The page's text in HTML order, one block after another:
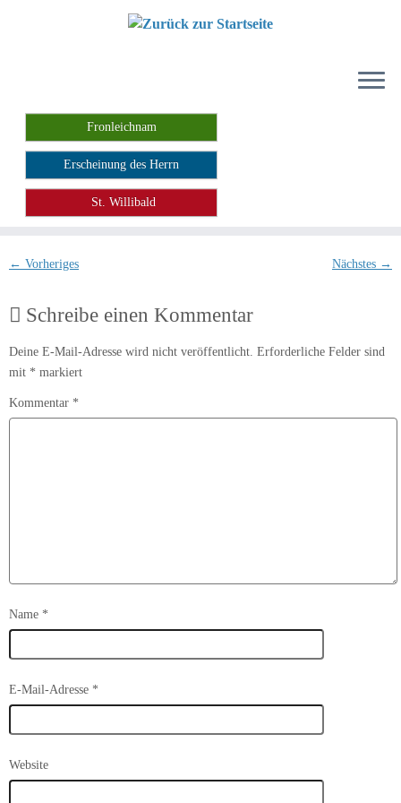
Fronleichnam
Erscheinung des Herrn
St. Willibald
← Vorheriges Nächstes →
Schreibe einen Kommentar
Deine E-Mail-Adresse wird nicht veröffentlicht. Erforderliche Felder sind
mit * markiert
Kommentar *
Name *
E-Mail-Adresse *
Website